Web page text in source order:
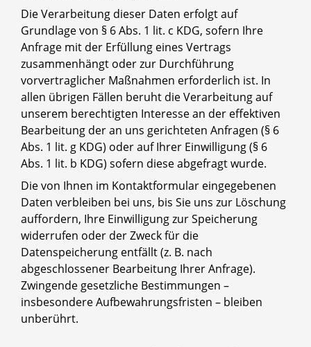
Die Verarbeitung dieser Daten erfolgt auf
Grundlage von § 6 Abs. 1 lit. c KDG, sofern Ihre
Anfrage mit der Erfüllung eines Vertrags
zusammenhängt oder zur Durchführung
vorvertraglicher Maßnahmen erforderlich ist. In
allen übrigen Fällen beruht die Verarbeitung auf
unserem berechtigten Interesse an der effektiven
Bearbeitung der an uns gerichteten Anfragen (§ 6
Abs. 1 lit. g KDG) oder auf Ihrer Einwilligung (§ 6
Abs. 1 lit. b KDG) sofern diese abgefragt wurde.
Die von Ihnen im Kontaktformular eingegebenen
Daten verbleiben bei uns, bis Sie uns zur Löschung
auffordern, Ihre Einwilligung zur Speicherung
widerrufen oder der Zweck für die
Datenspeicherung entfällt (z. B. nach
abgeschlossener Bearbeitung Ihrer Anfrage).
Zwingende gesetzliche Bestimmungen –
insbesondere Aufbewahrungsfristen – bleiben
unberührt.